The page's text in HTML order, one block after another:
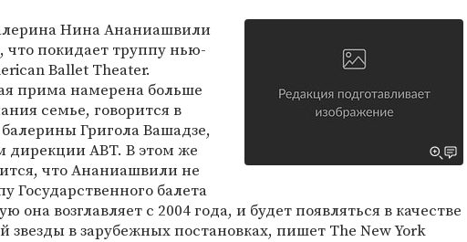
Нина Ананиашвили
что покидает труппу нью-
Ballet Theater.
прима намерена больше
семье, говорится в
Григола Вашадзе,
дирекции ABT. В этом же
что Ананиашвили не
Государственного балета
она возглавляет с 2004 года, и будет появляться в качестве
звезды в зарубежных постановках, пишет The New York